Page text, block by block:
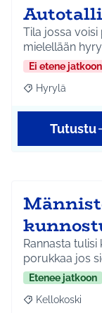
Tila jossa
mielellään
Ei etene jatkoon
Rajaa tulokset
Hyrylä
Tutustu
Rannasta
porukkaa jos
Etenee jatkoon
Rajaa tulokset
Kellokoski